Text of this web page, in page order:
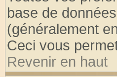
base de
(généralement
Ceci vous
Revenir en haut